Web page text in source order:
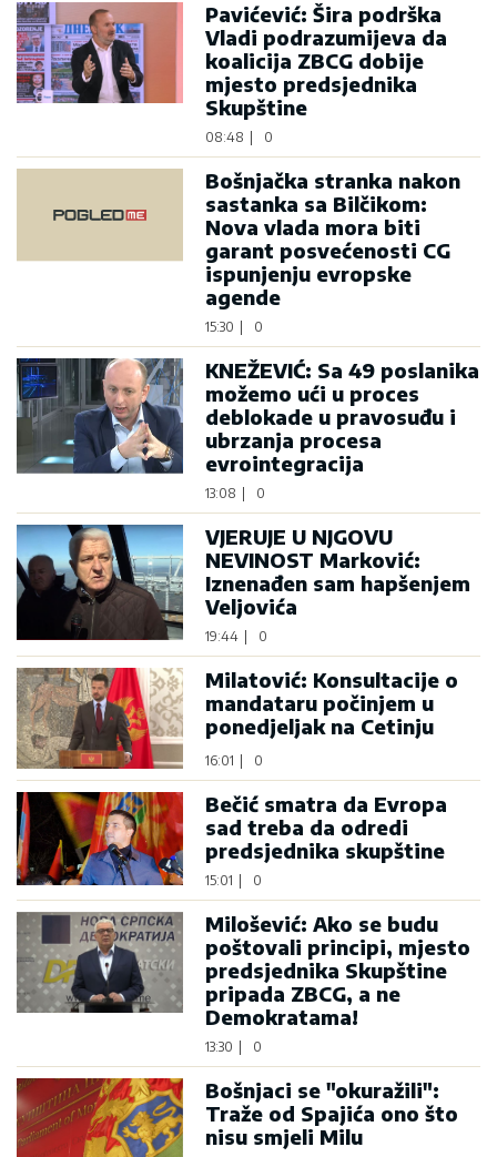
Pavićević: Šira podrška
Vladi podrazumijeva da
koalicija ZBCG dobije
mjesto predsjednika
Skupštine
08:48 0
Bošnjačka stranka nakon
sastanka sa Bilčikom:
Nova vlada mora biti
garant posvećenosti CG
ispunjenju evropske
agende
15:30 0
KNEŽEVIĆ: Sa 49 poslanika
možemo ući u proces
deblokade u pravosuđu i
ubrzanja procesa
evrointegracija
13:08 0
VJERUJE U NJGOVU
NEVINOST Marković:
Iznenađen sam hapšenjem
Veljovića
19:44 0
Milatović: Konsultacije o
mandataru počinjem u
ponedjeljak na Cetinju
16:01 0
Bečić smatra da Evropa
sad treba da odredi
predsjednika skupštine
15:01 0
Milošević: Ako se budu
poštovali principi, mjesto
predsjednika Skupštine
pripada ZBCG, a ne
Demokratama!
13:30 0
Bošnjaci se "okuražili":
Traže od Spajića ono što
nisu smjeli Milu